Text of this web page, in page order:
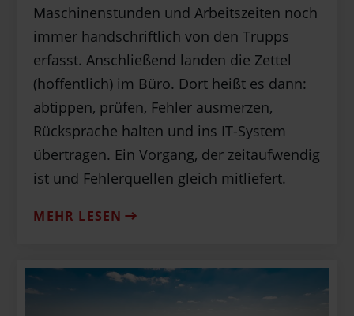
Maschinenstunden und Arbeitszeiten noch
immer handschriftlich von den Trupps
erfasst. Anschließend landen die Zettel
(hoffentlich) im Büro. Dort heißt es dann:
abtippen, prüfen, Fehler ausmerzen,
Rücksprache halten und ins IT-System
übertragen. Ein Vorgang, der zeitaufwendig
ist und Fehlerquellen gleich mitliefert.
MEHR LESEN